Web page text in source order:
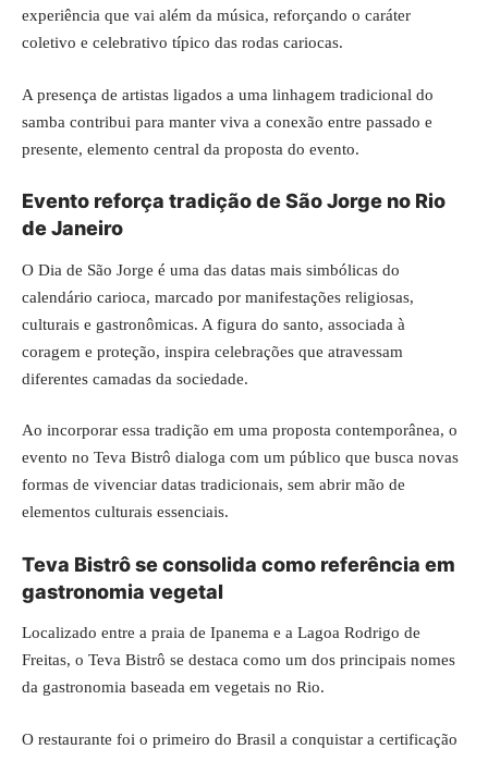
experiência que vai além da música, reforçando o caráter
coletivo e celebrativo típico das rodas cariocas.
A presença de artistas ligados a uma linhagem tradicional do
samba contribui para manter viva a conexão entre passado e
presente, elemento central da proposta do evento.
Evento reforça tradição de São Jorge no Rio
de Janeiro
O Dia de São Jorge é uma das datas mais simbólicas do
calendário carioca, marcado por manifestações religiosas,
culturais e gastronômicas. A figura do santo, associada à
coragem e proteção, inspira celebrações que atravessam
diferentes camadas da sociedade.
Ao incorporar essa tradição em uma proposta contemporânea, o
evento no Teva Bistrô dialoga com um público que busca novas
formas de vivenciar datas tradicionais, sem abrir mão de
elementos culturais essenciais.
Teva Bistrô se consolida como referência em
gastronomia vegetal
Localizado entre a praia de Ipanema e a Lagoa Rodrigo de
Freitas, o Teva Bistrô se destaca como um dos principais nomes
da gastronomia baseada em vegetais no Rio.
O restaurante foi o primeiro do Brasil a conquistar a certificação